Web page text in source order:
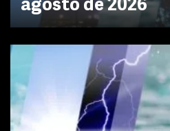
agosto de 2026